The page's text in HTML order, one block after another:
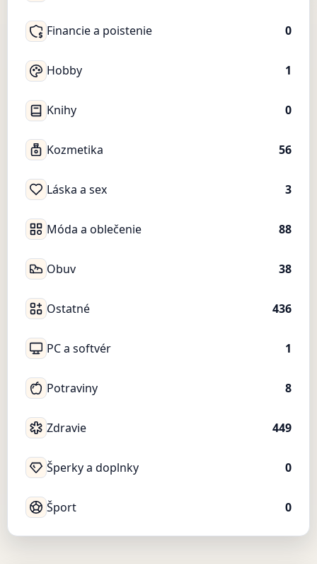
Financie a poistenie 0
Hobby 1
Knihy 0
Kozmetika 56
Láska a sex 3
Móda a oblečenie 88
Obuv 38
Ostatné 436
PC a softvér 1
Potraviny 8
Zdravie 449
Šperky a doplnky 0
Šport 0